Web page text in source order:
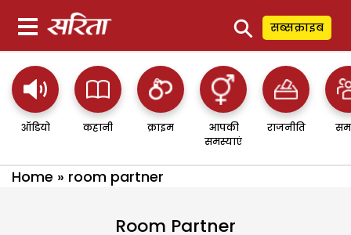
⚲ सब्सक्राइब
ऑडियो कहानी क्राइम
आपकी
समस्याएं
राजनीति
Home » room partner
Room Partner